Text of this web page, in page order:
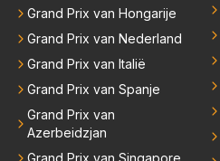
Grand Prix van Hongarije
Grand Prix van Nederland
Grand Prix van Italië
Grand Prix van Spanje
Grand Prix van
Azerbeidzjan
Grand Prix van Singapore